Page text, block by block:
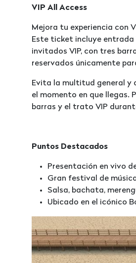
VIP All Access
Mejora tu experiencia con
Este ticket incluye entrada
invitados VIP, con tres
reservados únicamente
Evita la multitud general y
el momento en que llegas.
barras y el trato VIP
Puntos Destacados
Presentación en vivo
Gran festival de
Salsa, bachata,
Ubicado en el icónico